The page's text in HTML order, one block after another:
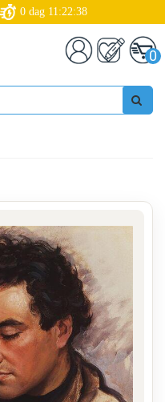
0 dag 11:22:38
0